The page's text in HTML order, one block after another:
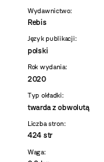
Wydawnictwo:
Rebis
Język publikacji:
polski
Rok wydania:
2020
Typ okładki:
twarda z obwolutą
Liczba stron:
424 str
Waga: